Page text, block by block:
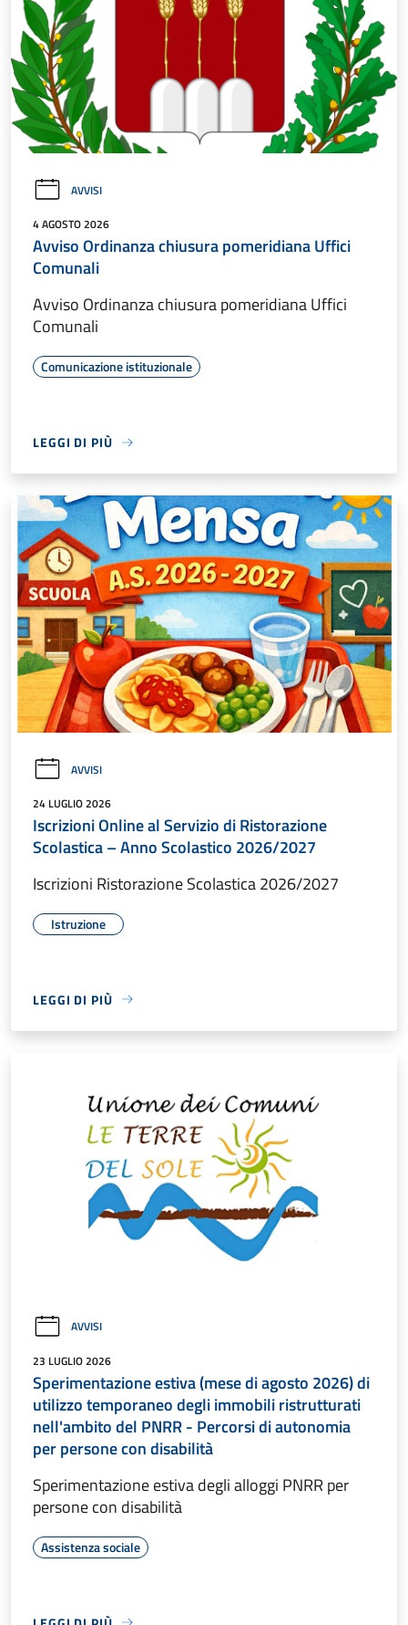
AVVISI
4 AGOSTO 2026
Avviso Ordinanza chiusura pomeridiana Uffici
Comunali
Avviso Ordinanza chiusura pomeridiana Uffici
Comunali
Comunicazione istituzionale
LEGGI DI PIÙ
AVVISI
24 LUGLIO 2026
Iscrizioni Online al Servizio di Ristorazione
Scolastica – Anno Scolastico 2026/2027
Iscrizioni Ristorazione Scolastica 2026/2027
Istruzione
LEGGI DI PIÙ
AVVISI
23 LUGLIO 2026
Sperimentazione estiva (mese di agosto 2026) di
utilizzo temporaneo degli immobili ristrutturati
nell'ambito del PNRR - Percorsi di autonomia
per persone con disabilità
Sperimentazione estiva degli alloggi PNRR per
persone con disabilità
Assistenza sociale